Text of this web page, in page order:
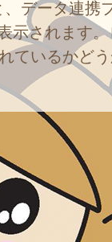
データ連携
示されます
ているかど